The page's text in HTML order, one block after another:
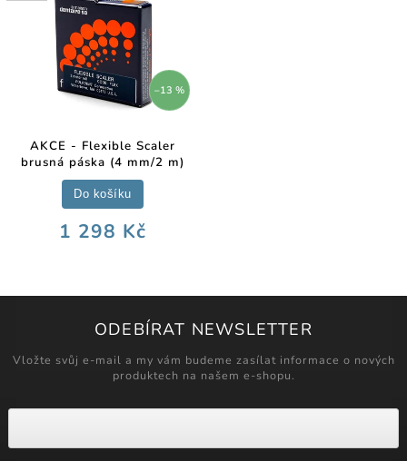
–13 %
AKCE - Flexible Scaler
brusná páska (4 mm/2 m)
1 298 Kč
Do košíku
ODEBÍRAT NEWSLETTER
Vložte svůj e-mail a my vám budeme zasílat informace o nových
produktech na našem e-shopu.